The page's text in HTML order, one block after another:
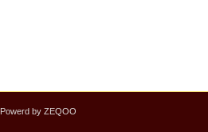
Powerd by ZEQOO